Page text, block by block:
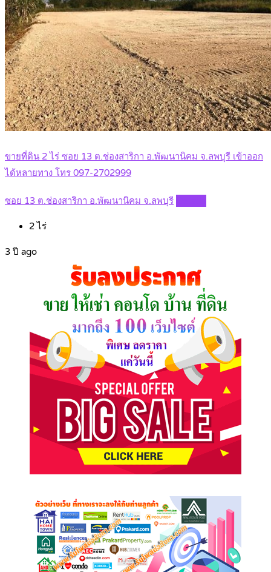
ขายที่ดิน 2 ไร่ ซอย 13 ต.ช่องสาริกา อ.พัฒนานิคม จ.ลพบุรี เข้าออก
ได้หลายทาง โทร 097-2702999
ซอย 13 ต.ช่องสาริกา อ.พัฒนานิคม จ.ลพบุรี
2 ไร่
3 ปี ago